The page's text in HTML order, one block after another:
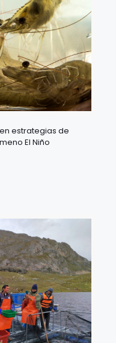
estrategias de
El Niño